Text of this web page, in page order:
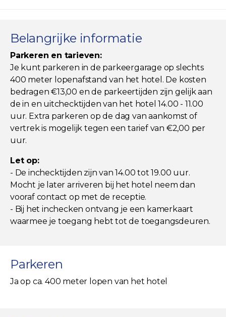
Belangrijke informatie
Parkeren en tarieven:
Je kunt parkeren in de parkeergarage op slechts
400 meter lopenafstand van het hotel. De kosten
bedragen €13,00 en de parkeertijden zijn gelijk aan
de in en uitchecktijden van het hotel 14.00 - 11.00
uur. Extra parkeren op de dag van aankomst of
vertrek is mogelijk tegen een tarief van €2,00 per
uur.
Let op:
- De inchecktijden zijn van 14.00 tot 19.00 uur.
Mocht je later arriveren bij het hotel neem dan
vooraf contact op met de receptie.
- Bij het inchecken ontvang je een kamerkaart
waarmee je toegang hebt tot de toegangsdeuren.
Parkeren
Ja op ca. 400 meter lopen van het hotel